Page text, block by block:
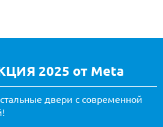
2025 от Meta
двери с современной